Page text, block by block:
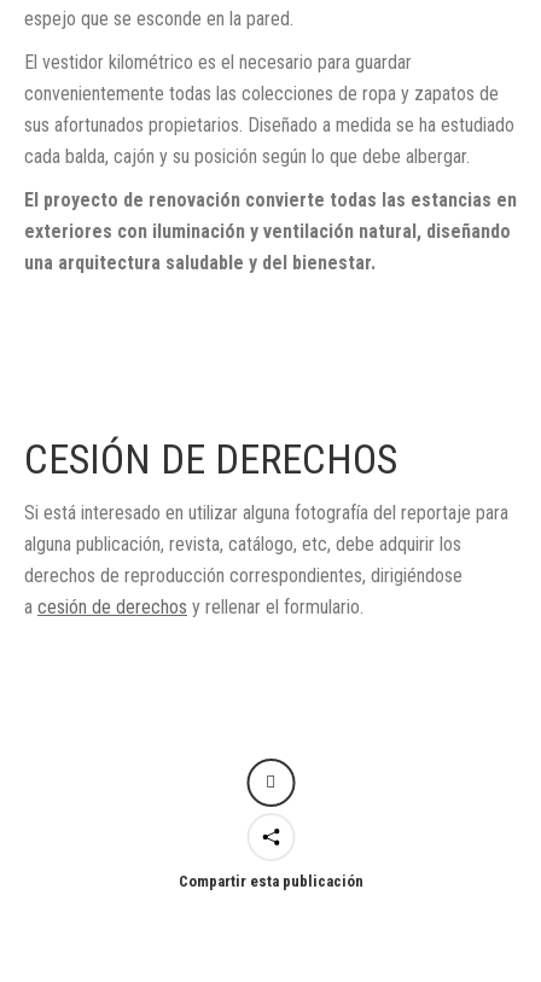
espejo que se esconde en la pared.
El vestidor kilométrico es el necesario para guardar
convenientemente todas las colecciones de ropa y zapatos de
sus afortunados propietarios. Diseñado a medida se ha estudiado
cada balda, cajón y su posición según lo que debe albergar.
El proyecto de renovación convierte todas las estancias en
exteriores con iluminación y ventilación natural, diseñando
una arquitectura saludable y del bienestar.
CESIÓN DE DERECHOS
Si está interesado en utilizar alguna fotografía del reportaje para
alguna publicación, revista, catálogo, etc, debe adquirir los
derechos de reproducción correspondientes, dirigiéndose
a cesión de derechos y rellenar el formulario.
Compartir esta publicación